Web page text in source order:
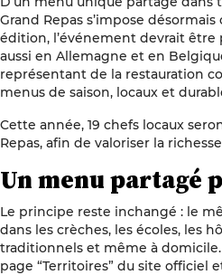
Grand Repas s’impose
édition, l’événement devrait être
aussi en Allemagne et en
représentant de la restauration
menus de saison, locaux et
Cette année, 19 chefs locaux
Repas, afin de valoriser la
Un menu partagé
Le principe reste inchangé : le
dans les crèches, les écoles, les
traditionnels et même à
page “Territoires” du site officiel